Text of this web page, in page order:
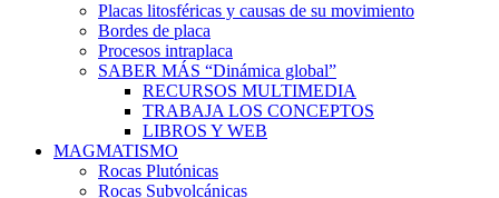
Placas litosféricas y causas de su movimiento
Bordes de placa
Procesos intraplaca
SABER MÁS “Dinámica global”
RECURSOS MULTIMEDIA
TRABAJA LOS CONCEPTOS
LIBROS Y WEB
MAGMATISMO
Rocas Plutónicas
Rocas Subvolcánicas